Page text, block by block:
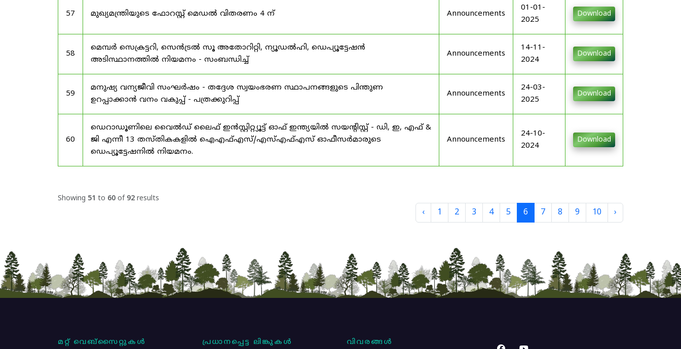
57 മുഖ്യമന്ത്രിയുടെ ഫോറസ്റ്റ് മെഡൽ വിതരണം 4 ന് Announcements
01-01-
2025
Download
58
മെമ്പർ സെക്രട്ടറി, സെൻട്രൽ സൂ അതോറിറ്റി, ന്യൂഡൽഹി, ഡെപ്യൂട്ടേഷൻ
അടിസ്ഥാനത്തിൽ നിയമനം - സംബന്ധിച്ച്
Announcements
14-11-
2024
Download
59
മനുഷ്യ വന്യജീവി സംഘർഷം - തദ്ദേശ സ്വയംഭരണ സ്ഥാപനങ്ങളുടെ പിന്തുണ
ഉറപ്പാക്കാൻ വനം വകുപ്പ് - പത്രക്കുറിപ്പ്
Announcements
24-03-
2025
Download
60
ഡെറാഡൂണിലെ വൈൽഡ് ലൈഫ് ഇൻസ്റ്റിറ്റ്യൂട്ട് ഓഫ് ഇന്ത്യയിൽ സയൻ്റിസ്റ്റ് - ഡി, ഇ, എഫ് &
ജി എന്നീ 13 തസ്തികകളിൽ ഐഎഫ്എസ്/എസ്എഫ്എസ് ഓഫീസർമാരുടെ
ഡെപ്യൂട്ടേഷനിൽ നിയമനം.
Announcements
24-10-
2024
Download
Showing 51 to 60 of 92 results
‹ 1 2 3 4 5 6 7 8 9 10 ›
മറ്റ് വെബ്സൈറ്റുകൾ പ്രധാനപ്പെട്ട ലിങ്കുകൾ വിവരങ്ങൾ